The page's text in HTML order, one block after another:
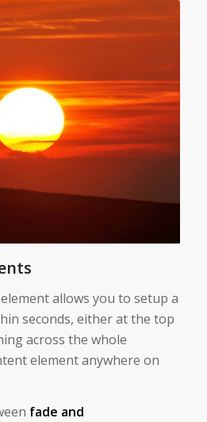
allows you to setup a
seconds, either at the top
across the whole
element anywhere on
fade and